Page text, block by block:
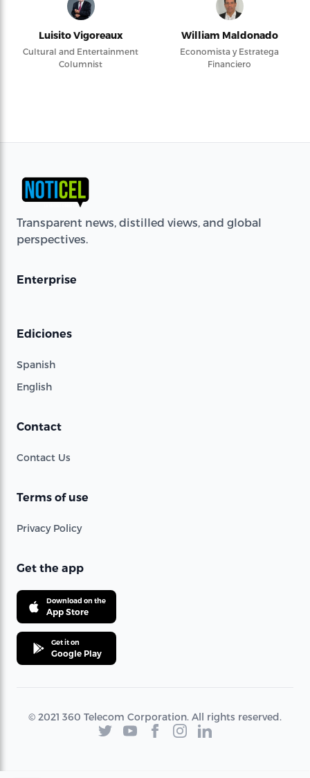
Luisito Vigoreaux
Cultural and Entertainment
Columnist
William Maldonado
Economista y Estratega
Financiero
Transparent news, distilled views, and global
perspectives.
Enterprise
Ediciones
Spanish
English
Contact
Contact Us
Terms of use
Privacy Policy
Get the app
Download on the
App Store
Get it on
Google Play
© 2021 360 Telecom Corporation. All rights reserved.